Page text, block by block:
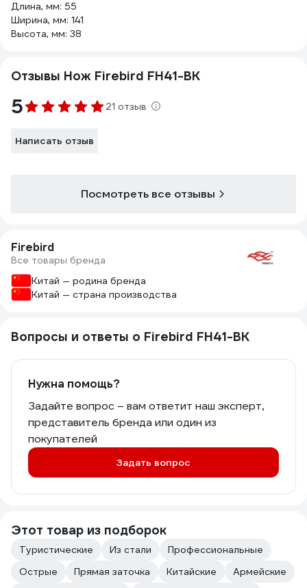
Длина, мм: 55
Ширина, мм: 141
Высота, мм: 38
Отзывы Нож Firebird FH41-BK
5 21 отзыв
Написать отзыв
Посмотреть все отзывы
Firebird
Все товары бренда
Китай — родина бренда
Китай — страна производства
Вопросы и ответы о Firebird FH41-BK
Нужна помощь?
Задайте вопрос – вам ответит наш эксперт,
представитель бренда или один из
покупателей
Задать вопрос
Этот товар из подборок
Туристические Из стали
Профессиональные
Острые
Прямая заточка Китайские
Армейские